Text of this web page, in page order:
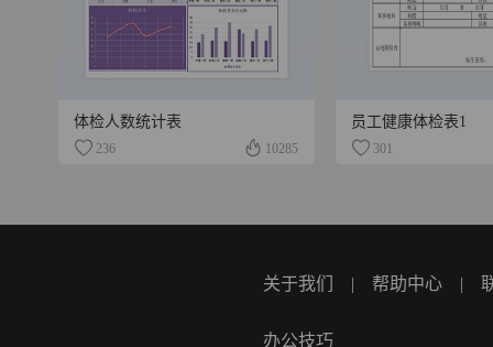
体检人数统计表
236 10285
员工健康体检表1
301
关于我们 | 帮助中心 |
办公技巧